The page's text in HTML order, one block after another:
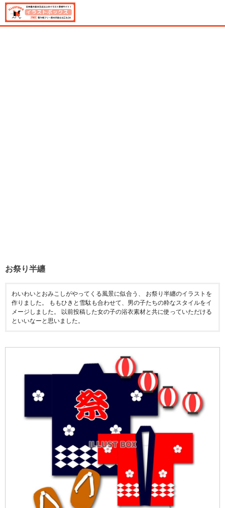
お祭り半纏
わいわいとおみこしがやってくる風景に似合う、 お祭り半纏のイラストを
作りました。 ももひきと雪駄も合わせて、男の子たちの粋なスタイルをイ
メージしました。 以前投稿した女の子の浴衣素材と共に使っていただける
といいなーと思いました。